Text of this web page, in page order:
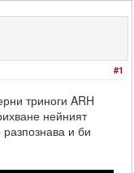
#1
триноги ARH
нейният
разпознава и би